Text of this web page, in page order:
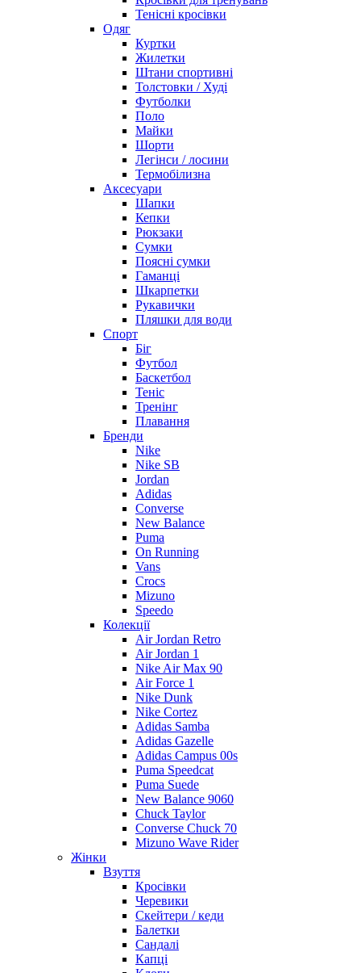
Тенісні кросівки
Одяг
Куртки
Жилетки
Штани спортивні
Толстовки / Худі
Футболки
Поло
Майки
Шорти
Легінси / лосини
Термобілизна
Аксесуари
Шапки
Кепки
Рюкзаки
Сумки
Поясні сумки
Гаманці
Шкарпетки
Рукавички
Пляшки для води
Спорт
Біг
Футбол
Баскетбол
Теніс
Тренінг
Плавання
Бренди
Nike
Nike SB
Jordan
Adidas
Converse
New Balance
Puma
On Running
Vans
Crocs
Mizuno
Speedo
Колекції
Air Jordan Retro
Air Jordan 1
Nike Air Max 90
Air Force 1
Nike Dunk
Nike Cortez
Adidas Samba
Adidas Gazelle
Adidas Campus 00s
Puma Speedcat
Puma Suede
New Balance 9060
Chuck Taylor
Converse Chuck 70
Mizuno Wave Rider
Жінки
Взуття
Кросівки
Черевики
Скейтери / кеди
Балетки
Сандалі
Капці